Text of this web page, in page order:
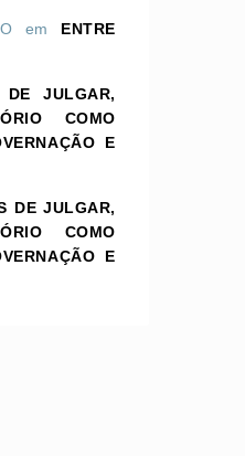
em ENTRE
DE JULGAR,
COMO
E
DE JULGAR,
COMO
E